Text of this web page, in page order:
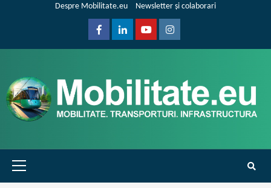
Despre Mobilitate.eu Newsletter și colaborari
FacebookLinkedinYoutubeInstagram
Primary
Menu